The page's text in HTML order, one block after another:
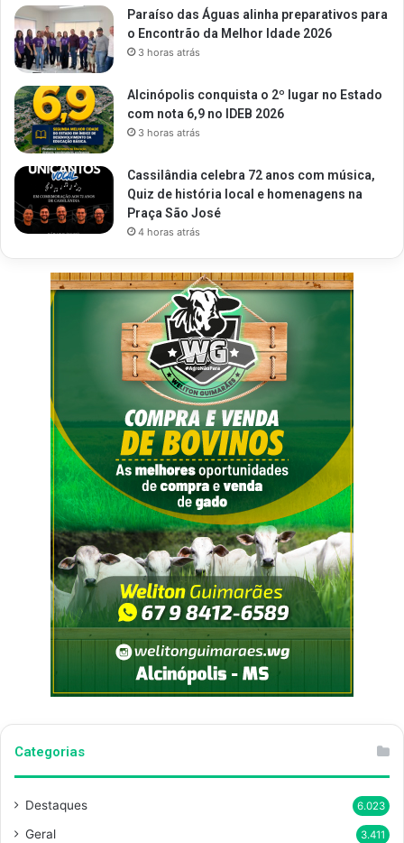
Paraíso das Águas alinha preparativos para
o Encontrão da Melhor Idade 2026
3 horas atrás
Alcinópolis conquista o 2º lugar no Estado
com nota 6,9 no IDEB 2026
3 horas atrás
Cassilândia celebra 72 anos com música,
Quiz de história local e homenagens na
Praça São José
4 horas atrás
Categorias
Destaques 6.023
Geral 3.411